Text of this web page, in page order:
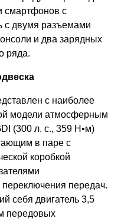
смартфонов с
с двумя разъемами
и два зарядных
ряда.
с наиболее
модели атмосферным
(300 л. с., 359 Н•м)
в паре с
коробкой
передач.
себя двигатель 3,5
передовых